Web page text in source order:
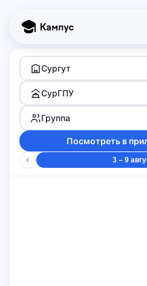
Сургут
СурГПУ
Группа
Посмотреть в
3 – 9